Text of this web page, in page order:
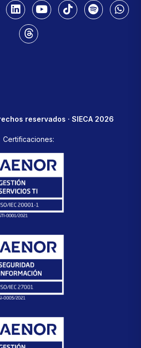
reservados · SIECA 2026
Certificaciones: